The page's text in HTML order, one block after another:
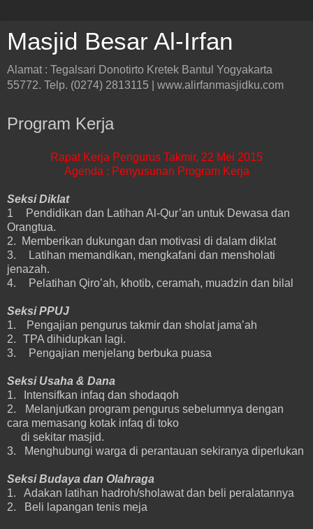
Masjid Besar Al-Irfan
Alamat : Tegalsari Donotirto Kretek Bantul Yogyakarta
55772. Telp. (0274) 2813115 | www.alirfanmasjidku.com
Program Kerja
Rapat Kerja Pengurus Takmir, 22 Mei 2015
Agenda : Penyusunan Program Kerja
Seksi Diklat
1
Pendidikan dan Latihan Al-Qur’an untuk Dewasa dan
Orangtua.
2. Memberikan dukungan dan motivasi di dalam diklat
3.
Latihan memandikan, mengkafani dan mensholati
jenazah.
4.
Pelatihan Qiro’ah, khotib, ceramah, muadzin dan bilal
Seksi PPUJ
1.
Pengajian pengurus takmir dan sholat jama’ah
2.
TPA dihidupkan lagi.
3.
Pengajian menjelang berbuka puasa
Seksi Usaha & Dana
1.
Intensifkan infaq dan shodaqoh
2.
Melanjutkan program pengurus sebelumnya dengan
cara memasang kotak infaq di toko
di sekitar masjid.
3. Menghubungi warga di perantauan sekiranya diperlukan
Seksi Budaya dan Olahraga
1. Adakan latihan hadroh/sholawat dan beli peralatannya
2. Beli lapangan tenis meja